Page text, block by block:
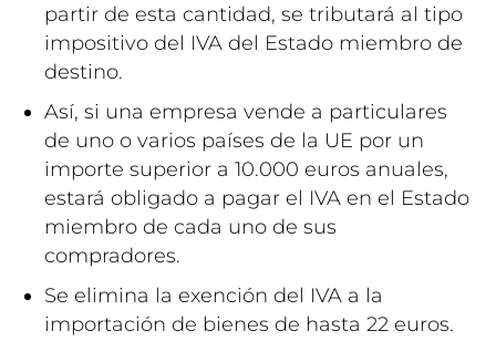
partir de esta cantidad, se tributará al tipo
impositivo del IVA del Estado miembro de
destino.
Así, si una empresa vende a particulares
de uno o varios países de la UE por un
importe superior a 10.000 euros anuales,
estará obligado a pagar el IVA en el Estado
miembro de cada uno de sus
compradores.
Se elimina la exención del IVA a la
importación de bienes de hasta 22 euros.